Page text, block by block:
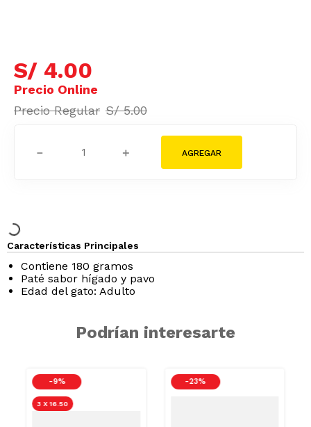
S/ 4.00
S/ 5.00
＋
－
Características Principales
Contiene 180 gramos
Paté sabor hígado y pavo
Edad del gato: Adulto
Podrían interesarte
-9 %
3 X 16.50
-23 %